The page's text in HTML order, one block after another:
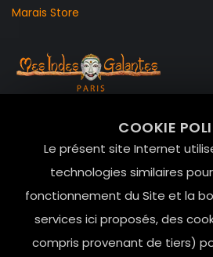
COOKIE
Le présent site Internet
technologies similaires
fonctionnement du Site et la
services ici proposés, des
compris provenant de tiers)
Marais Store
Le Marais, 75004 Paris
contact@mesindesgalantes.com
01.42.72.42.51